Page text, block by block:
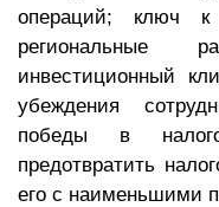
операций; ключ
региональные
инвестиционный
убеждения
победы в
предотвратить
его с наименьшими